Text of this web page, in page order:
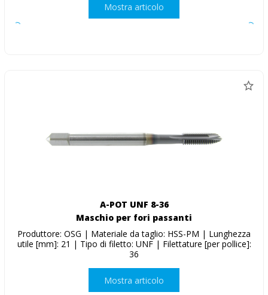
Mostra articolo
A-POT UNF 8-36
Maschio per fori passanti
Produttore: OSG | Materiale da taglio: HSS-PM | Lunghezza
utile [mm]: 21 | Tipo di filetto: UNF | Filettature [per pollice]:
36
Mostra articolo